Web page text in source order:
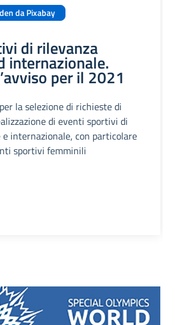
da Pixabay
di rilevanza
internazionale.
per il 2021
la selezione di richieste di
di eventi sportivi di
internazionale, con particolare
sportivi femminili